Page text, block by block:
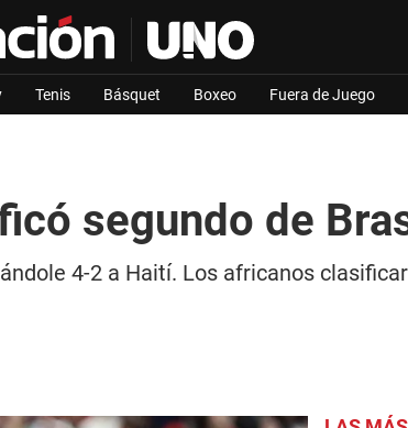
Tenis Básquet Boxeo Fuera de Juego
segundo de
4-2 a Haití. Los africanos